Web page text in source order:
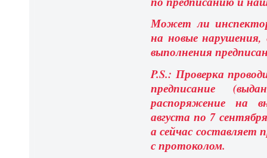
Может ли
на новые нарушения,
выполнения
P.S.: Проверка
предписание
распоряжение на
августа по 7
а сейчас составляет
с протоколом.